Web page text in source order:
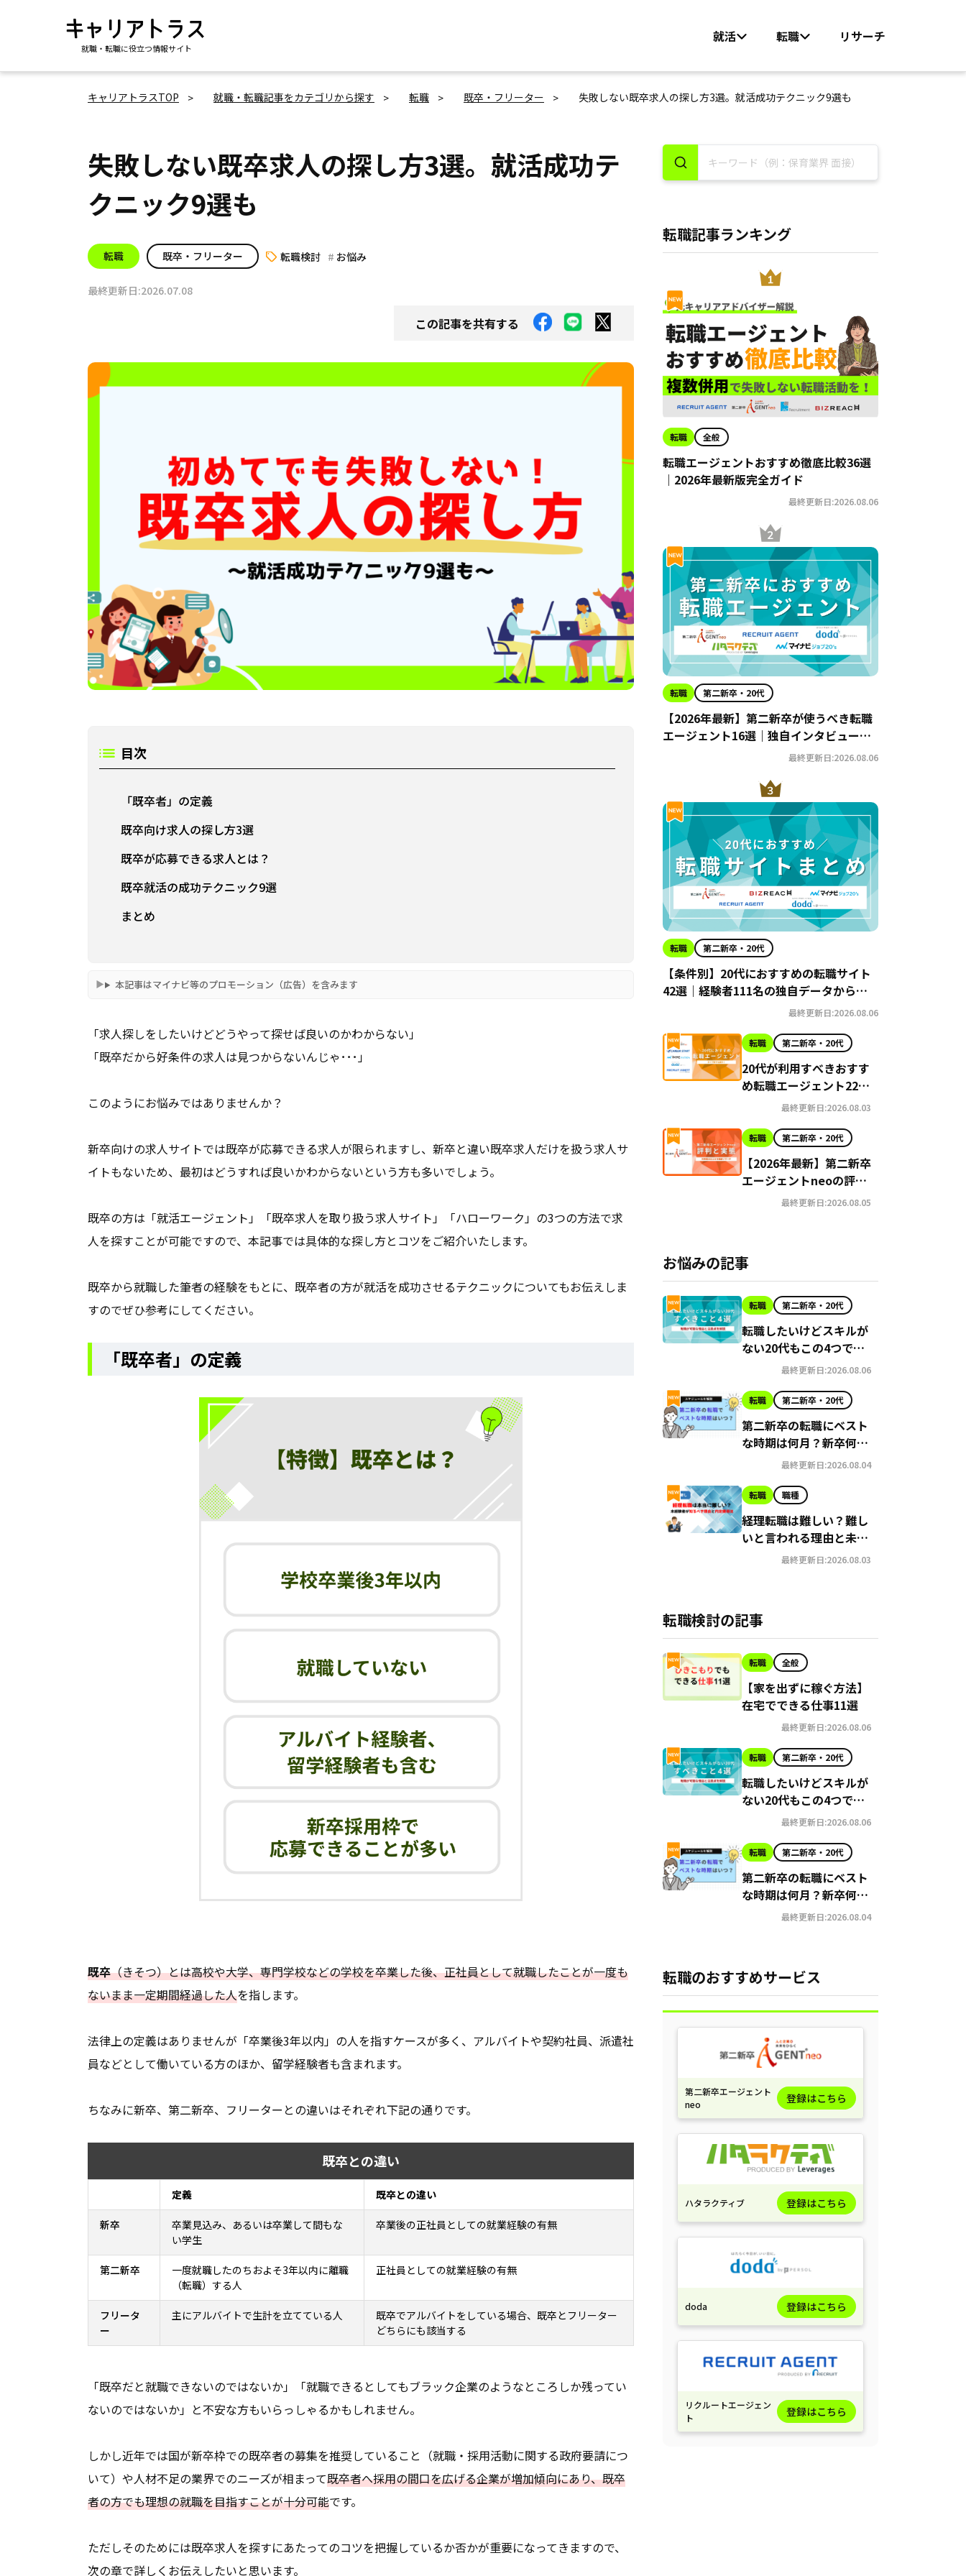
就職・転職に役立つ情報サイト
就活 転職 リサーチ
キャリアトラスTOP 就職・転職記事をカテゴリから探す 転職 既卒・フリーター 失敗しない既卒求人の探し方3選。就活成功テクニック9選も
失敗しない既卒求人の探し方3選。就活成功テ
クニック9選も
転職 既卒・フリーター 転職検討 お悩み
最終更新日:2026.07.08
この記事を共有する
目次
「既卒者」の定義
既卒向け求人の探し方3選
既卒が応募できる求人とは？
既卒就活の成功テクニック9選
まとめ
本記事はマイナビ等のプロモーション（広告）を含みます
「求人探しをしたいけどどうやって探せば良いのかわからない」
「既卒だから好条件の求人は見つからないんじゃ･･･」
このようにお悩みではありませんか？
新卒向けの求人サイトでは既卒が応募できる求人が限られますし、新卒と違い既卒求人だけを扱う求人サ
イトもないため、最初はどうすれば良いかわからないという方も多いでしょう。
既卒の方は「就活エージェント」「既卒求人を取り扱う求人サイト」「ハローワーク」の3つの方法で求
人を探すことが可能ですので、本記事では具体的な探し方とコツをご紹介いたします。
既卒から就職した筆者の経験をもとに、既卒者の方が就活を成功させるテクニックについてもお伝えしま
すのでぜひ参考にしてください。
「既卒者」の定義
既卒（きそつ）とは高校や大学、専門学校などの学校を卒業した後、正社員として就職したことが一度も
ないまま一定期間経過した人を指します。
法律上の定義はありませんが「卒業後3年以内」の人を指すケースが多く、アルバイトや契約社員、派遣社
員などとして働いている方のほか、留学経験者も含まれます。
ちなみに新卒、第二新卒、フリーターとの違いはそれぞれ下記の通りです。
既卒との違い
定義 既卒との違い
新卒
卒業見込み、あるいは卒業して間もな
い学生
卒業後の正社員としての就業経験の有無
第二新卒
一度就職したのちおよそ3年以内に離職
（転職）する人
正社員としての就業経験の有無
フリータ
ー
主にアルバイトで生計を立てている人
既卒でアルバイトをしている場合、既卒とフリーター
どちらにも該当する
「既卒だと就職できないのではないか」「就職できるとしてもブラック企業のようなところしか残ってい
ないのではないか」と不安な方もいらっしゃるかもしれません。
しかし近年では国が新卒枠での既卒者の募集を推奨していること（就職・採用活動に関する政府要請につ
いて）や人材不足の業界でのニーズが相まって既卒者へ採用の間口を広げる企業が増加傾向にあり、既卒
者の方でも理想の就職を目指すことが十分可能です。
ただしそのためには既卒求人を探すにあたってのコツを把握しているか否かが重要になってきますので、
次の章で詳しくお伝えしたいと思います。
転職記事ランキング
転職 全般
転職エージェントおすすめ徹底比較36選
｜2026年最新版完全ガイド
最終更新日:2026.08.06
転職 第二新卒・20代
【2026年最新】第二新卒が使うべき転職
エージェント16選｜独自インタビューか
らわかるおすすめ理由・サービスの特徴
最終更新日:2026.08.06
転職 第二新卒・20代
【条件別】20代におすすめの転職サイト
42選｜経験者111名の独自データから導
最終更新日:2026.08.06
転職 第二新卒・20代
20代が利用すべきおすす
め転職エージェント22選
【2026年最新】
最終更新日:2026.08.03
転職 第二新卒・20代
【2026年最新】第二新卒
エージェントneoの評判
はやばい？Google口コ
最終更新日:2026.08.05
お悩みの記事
転職 第二新卒・20代
転職したいけどスキルが
ない20代もこの4つで可
能に！理由と注意点
最終更新日:2026.08.06
転職 第二新卒・20代
第二新卒の転職にベスト
な時期は何月？新卒何年
目？スケジュールを解説
最終更新日:2026.08.04
転職 職種
経理転職は難しい？難し
いと言われる理由と未経
験者でも成功させる方法
最終更新日:2026.08.03
転職検討の記事
転職 全般
【家を出ずに稼ぐ方法】
在宅でできる仕事11選
最終更新日:2026.08.06
転職 第二新卒・20代
転職したいけどスキルが
ない20代もこの4つで可
能に！理由と注意点
最終更新日:2026.08.06
転職 第二新卒・20代
第二新卒の転職にベスト
な時期は何月？新卒何年
目？スケジュールを解説
最終更新日:2026.08.04
転職のおすすめサービス
第二新卒エージェント
neo
登録はこちら
ハタラクティブ 登録はこちら
doda 登録はこちら
リクルートエージェン
ト
登録はこちら